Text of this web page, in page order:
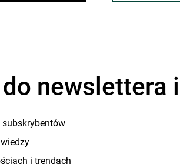
newslettera
i trendach